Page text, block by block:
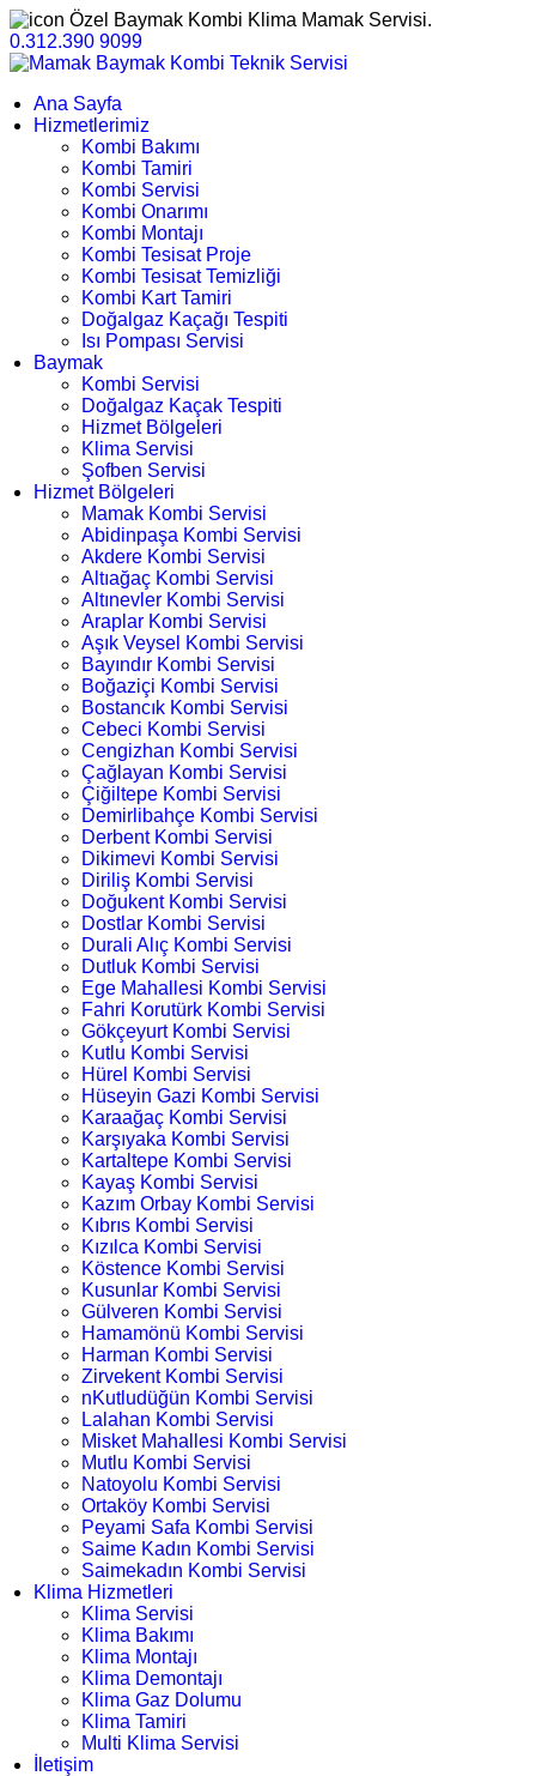
Özel Baymak Kombi Klima Mamak Servisi.
0.312.390 9099
Ana Sayfa
Hizmetlerimiz
Kombi Bakımı
Kombi Tamiri
Kombi Servisi
Kombi Onarımı
Kombi Montajı
Kombi Tesisat Proje
Kombi Tesisat Temizliği
Kombi Kart Tamiri
Doğalgaz Kaçağı Tespiti
Isı Pompası Servisi
Baymak
Kombi Servisi
Doğalgaz Kaçak Tespiti
Hizmet Bölgeleri
Klima Servisi
Şofben Servisi
Hizmet Bölgeleri
Mamak Kombi Servisi
Abidinpaşa Kombi Servisi
Akdere Kombi Servisi
Altıağaç Kombi Servisi
Altınevler Kombi Servisi
Araplar Kombi Servisi
Aşık Veysel Kombi Servisi
Bayındır Kombi Servisi
Boğaziçi Kombi Servisi
Bostancık Kombi Servisi
Cebeci Kombi Servisi
Cengizhan Kombi Servisi
Çağlayan Kombi Servisi
Çiğiltepe Kombi Servisi
Demirlibahçe Kombi Servisi
Derbent Kombi Servisi
Dikimevi Kombi Servisi
Diriliş Kombi Servisi
Doğukent Kombi Servisi
Dostlar Kombi Servisi
Durali Alıç Kombi Servisi
Dutluk Kombi Servisi
Ege Mahallesi Kombi Servisi
Fahri Korutürk Kombi Servisi
Gökçeyurt Kombi Servisi
Kutlu Kombi Servisi
Hürel Kombi Servisi
Hüseyin Gazi Kombi Servisi
Karaağaç Kombi Servisi
Karşıyaka Kombi Servisi
Kartaltepe Kombi Servisi
Kayaş Kombi Servisi
Kazım Orbay Kombi Servisi
Kıbrıs Kombi Servisi
Kızılca Kombi Servisi
Köstence Kombi Servisi
Kusunlar Kombi Servisi
Gülveren Kombi Servisi
Hamamönü Kombi Servisi
Harman Kombi Servisi
Zirvekent Kombi Servisi
nKutludüğün Kombi Servisi
Lalahan Kombi Servisi
Misket Mahallesi Kombi Servisi
Mutlu Kombi Servisi
Natoyolu Kombi Servisi
Ortaköy Kombi Servisi
Peyami Safa Kombi Servisi
Saime Kadın Kombi Servisi
Saimekadın Kombi Servisi
Klima Hizmetleri
Klima Servisi
Klima Bakımı
Klima Montajı
Klima Demontajı
Klima Gaz Dolumu
Klima Tamiri
Multi Klima Servisi
İletişim